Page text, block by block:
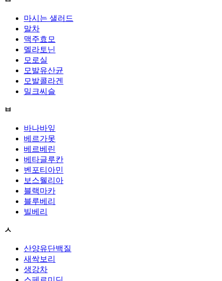
마시는 샐러드
말차
맥주효모
멜라토닌
모로실
모발유산균
모발콜라겐
밀크씨슬
ㅂ
바나바잎
베르가못
베르베린
베타글루칸
벤포티아민
보스웰리아
블랙마카
블루베리
빌베리
ㅅ
산양유단백질
새싹보리
생강차